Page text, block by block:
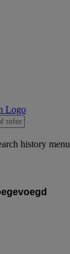
history menu